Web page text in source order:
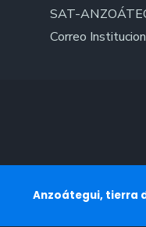
SAT-
Correo
Anzoátegui, tierra